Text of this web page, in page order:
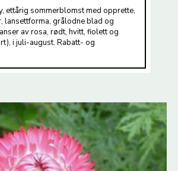
ettårig sommerblomst med opprette,
lansettforma, grålodne blad og
av rosa, rødt, hvitt, fiolett og
i juli-august. Rabatt- og